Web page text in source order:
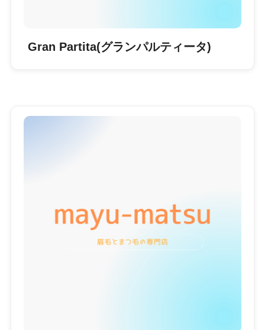
Gran Partita(グランパルティータ)